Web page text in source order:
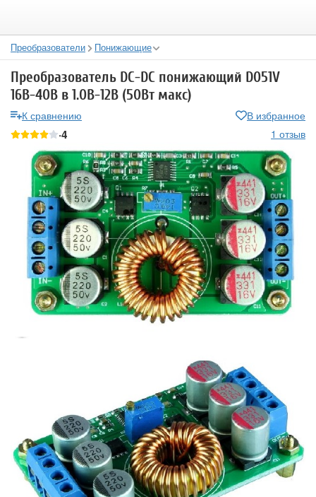
Преобразователи Понижающие
Преобразователь DC-DC понижающий D051V
16В-40В в 1.0В-12В (50Вт макс)
К сравнению В избранное
4 1 отзыв